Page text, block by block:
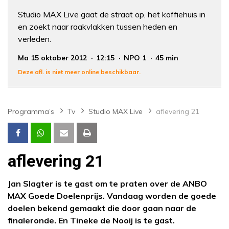
Studio MAX Live gaat de straat op, het koffiehuis in
en zoekt naar raakvlakken tussen heden en
verleden.
Ma 15 oktober 2012 12:15 NPO 1 45 min
Deze afl. is niet meer online beschikbaar.
Programma’s Tv Studio MAX Live aflevering 21
aflevering 21
Jan Slagter is te gast om te praten over de ANBO
MAX Goede Doelenprijs. Vandaag worden de goede
doelen bekend gemaakt die door gaan naar de
finaleronde. En Tineke de Nooij is te gast.